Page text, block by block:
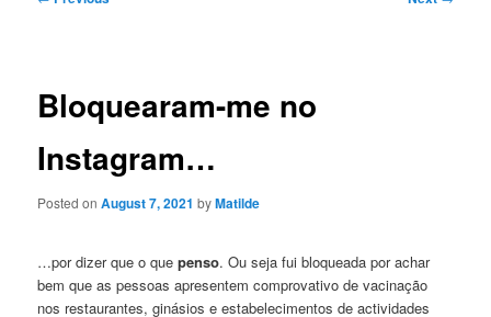
Bloquearam-me no
Instagram…
Posted onAugust 7, 2021 byMatilde
…por dizer que o que penso. Ou seja fui bloqueada por achar
bem que as pessoas apresentem comprovativo de vacinação
nos restaurantes, ginásios e estabelecimentos de actividades